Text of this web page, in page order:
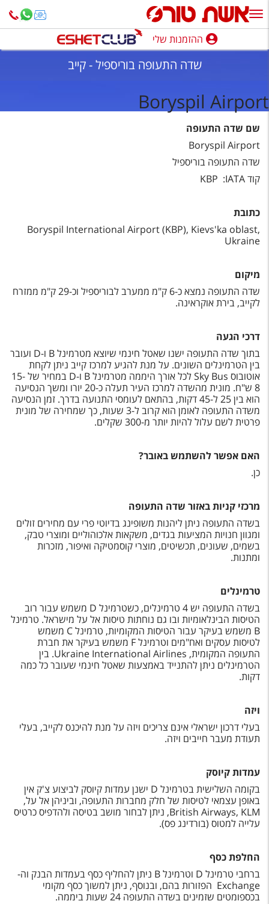
ההזמנות שלי
חופשה לפי סגנון
מלונות באילת
טיולים מאורגנים
סגנונות טיול
הרגע האחרון
טיסות לחו"ל
מלונות בחו"ל
מגזין אשת
שירות לקוחות
טופס צור קשר
תקנון
עקבו אחרינו
ההזמנות שלי
שדה התעופה בוריספיל - קייב
Boryspil Airport
שם שדה התעופה
Boryspil Airport
שדה התעופה בוריספיל
קוד IATA: ‏ KBP‏
כתובת
Boryspil International Airport (KBP), Kievs'ka oblast,
Ukraine
מיקום
שדה התעופה נמצא כ-6 ק"מ ממערב לבוריספיל וכ-29 ק"מ ממזרח
לקייב, בירת אוקראינה.
דרכי הגעה
בתוך שדה התעופה ישנו שאטל חינמי שיוצא מטרמינל B ו-D
ועובר
בין הטרמינלים השונים. על מנת להגיע למרכז קייב ניתן לקחת
אוטובוס Sky Busלכל אורך היממה מטרמינל
B ו-D במחיר של 15-
8 ש"ח. מונית מהשדה למרכז העיר תעלה כ-20 יורו ומשך הנסיעה
הוא בין 25 ל-45 דקות, בהתאם לעומסי התנועה בדרך. זמן הנסיעה
משדה התעופה לאומן הוא קרוב ל-3 שעות, כך שמחירה של מונית
פרטית לשם עלול להיות יותר מ-300 שקלים.
האם אפשר להשתמש באובר?
כן.
מרכזי קניות באזור שדה התעופה
בשדה התעופה ניתן ליהנות משופינג בדיוטי פרי עם מחירים זולים
ומגוון חנויות המציעות בגדים, משקאות אלכוהוליים ומוצרי טבק,
בשמים, שעונים, תכשיטים, מוצרי קוסמטיקה ואיפור, מזכרות
ומתנות.
טרמינלים
בשדה התעופה יש 4 טרמינלים, כשטרמינל D משמש עבור רוב
הטיסות הבינלאומיות ובו גם נוחתות טיסות אל על מישראל. טרמינל
B משמש בעיקר עבור הטיסות המקומיות, טרמינל C משמש
לטיסות עסקים ואח"מים וטרמינל F משמש בעיקר את חברת
התעופה המקומית, Ukraine International Airlines. בין
הטרמינלים ניתן להתנייד באמצעות שאטל חינמי שעובר כל כמה
דקות.
ויזה
בעלי דרכון ישראלי אינם צריכים ויזה על מנת להיכנס לקייב, בעלי
תעודת מעבר חייבים ויזה.
עמדות קיוסק
בקומה השלישית בטרמינל D ישנן עמדות קיוסק לביצוע צ'ק אין
באופן עצמאי לטיסות של חלק מחברות התעופה, וביניהן אל על,
British Airways, KLM, ניתן לבחור מושב בטיסה ולהדפיס כרטיס
עלייה למטוס (בורדינג פס).
החלפת כסף
ברחבי טרמינל D וטרמינל B ניתן להחליף כסף בעמדות הבנק וה-
Exchange הפזורות בהם, ובנוסף, ניתן למשוך כסף מקומי
בכספומטים שזמינים בשדה התעופה 24 שעות ביממה.